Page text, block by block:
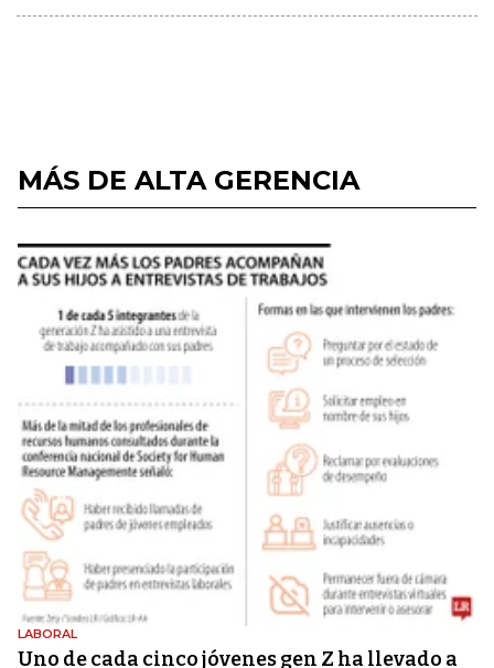
MÁS DE ALTA GERENCIA
LABORAL
Uno de cada cinco jóvenes gen Z ha llevado a